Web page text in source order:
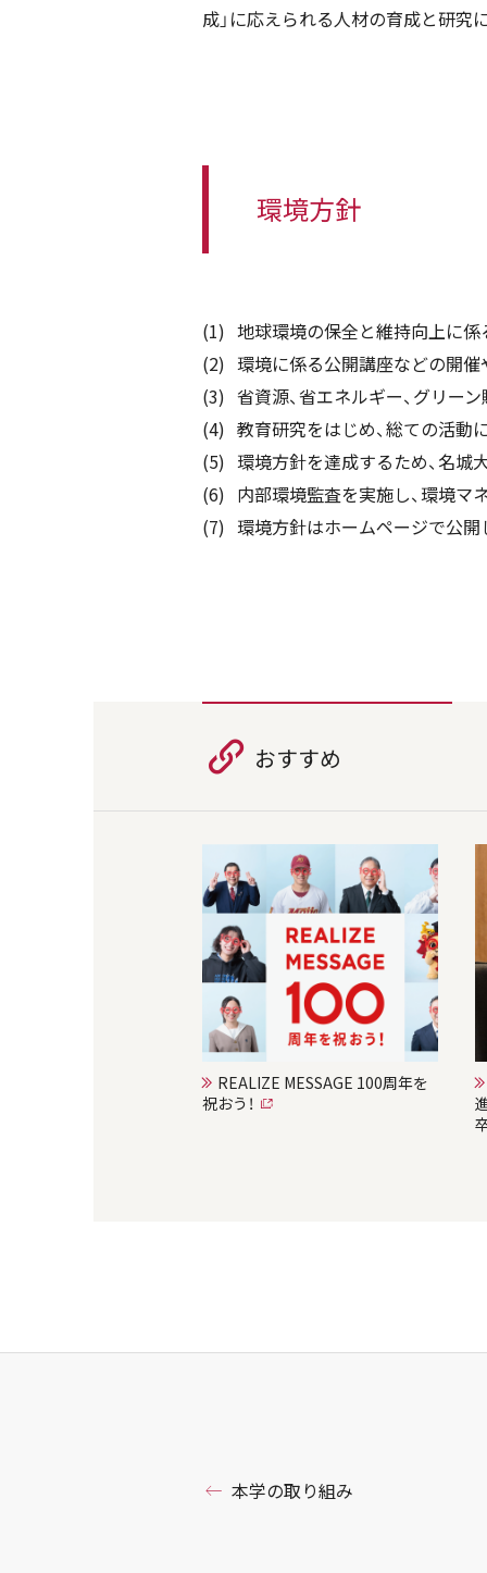
成」に応えられる人材の育成と研究
環境方針
地球環境の保全と維持向上に係
環境に係る公開講座などの開催
省資源、省エネルギー、グリー
教育研究をはじめ、総ての活動
環境方針を達成するため、名城
内部環境監査を実施し、環境
環境方針はホームページで公開
おすすめ
REALIZE MESSAGE 100周年を
祝おう！
本学の取り組み